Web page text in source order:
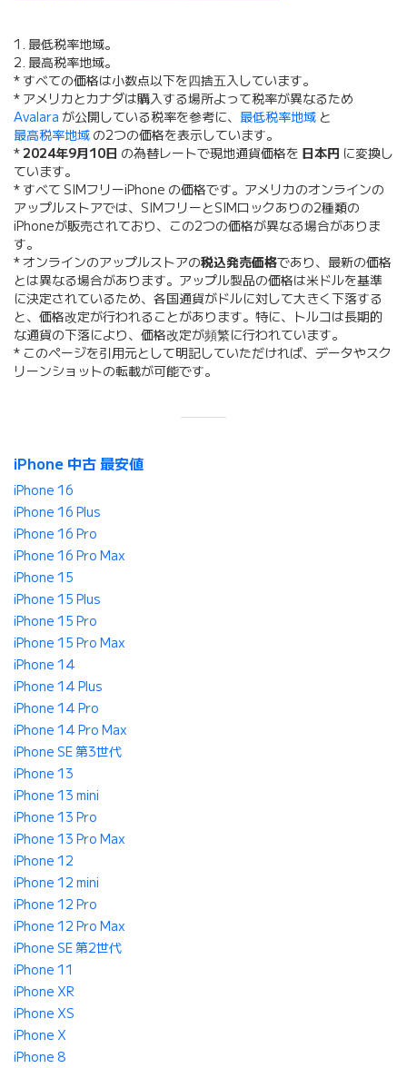
1. 最低税率地域。
2. 最高税率地域。
* すべての価格は小数点以下を四捨五入しています。
* アメリカとカナダは購入する場所よって税率が異なるため
Avalara が公開している税率を参考に、 最低税率地域 と
最高税率地域 の2つの価格を表示しています。
*2024年9月10日 の為替レートで現地通貨価格を 日本円 に変換し
ています。
* すべて SIMフリーiPhone の価格です。アメリカのオンラインの
アップルストアでは、SIMフリーとSIMロックありの2種類の
iPhoneが販売されており、この2つの価格が異なる場合がありま
す。
* オンラインのアップルストアの税込発売価格であり、最新の価格
とは異なる場合があります。アップル製品の価格は米ドルを基準
に決定されているため、各国通貨がドルに対して大きく下落する
と、価格改定が行われることがあります。特に、トルコは長期的
な通貨の下落により、価格改定が頻繁に行われています。
* このページを引用元として明記していただければ、データやスク
リーンショットの転載が可能です。
iPhone 中古 最安値
iPhone 16
iPhone 16 Plus
iPhone 16 Pro
iPhone 16 Pro Max
iPhone 15
iPhone 15 Plus
iPhone 15 Pro
iPhone 15 Pro Max
iPhone 14
iPhone 14 Plus
iPhone 14 Pro
iPhone 14 Pro Max
iPhone SE 第3世代
iPhone 13
iPhone 13 mini
iPhone 13 Pro
iPhone 13 Pro Max
iPhone 12
iPhone 12 mini
iPhone 12 Pro
iPhone 12 Pro Max
iPhone SE 第2世代
iPhone 11
iPhone XR
iPhone XS
iPhone X
iPhone 8